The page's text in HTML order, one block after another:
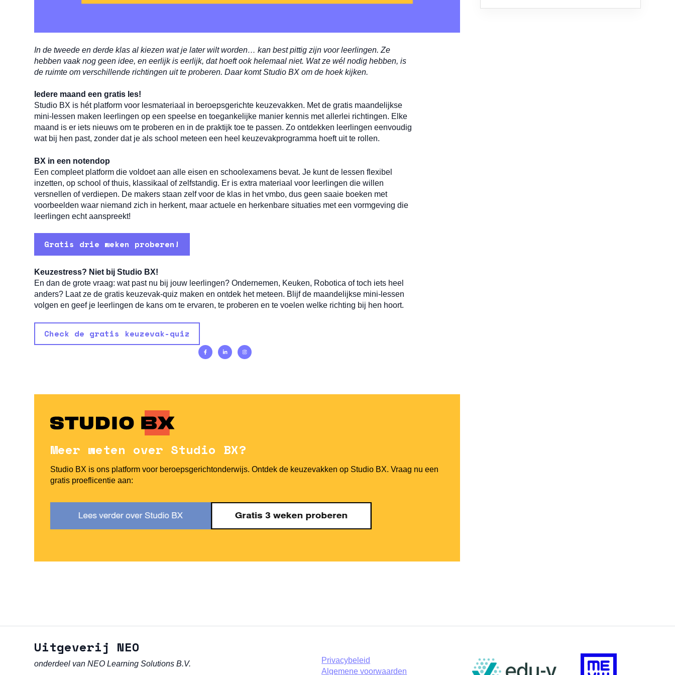
In de tweede en derde klas al kiezen wat je later wilt worden… kan bestpittig zijn voor leerlingen. Ze
hebben vaaknog geen idee, en eerlijk is eerlijk, dat hoeft ook helemaal niet. Wat ze wél nodig hebben, is
de ruimte om verschillende richtingen uit te proberen. Daar komt Studio BX om de hoek kijken.
Iedere maand een gratis les!
Studio BX is hét platform voor lesmateriaal in beroepsgerichte keuzevakken. Met de gratis maandelijkse
mini-lessen maken leerlingen op een speelse en toegankelijke manier kennis met allerlei richtingen. Elke
maand is er iets nieuws om te proberen en in de praktijk toe te passen. Zo ontdekken leerlingen eenvoudig
wat bij hen past, zonder dat je als school meteen een heel keuzevakprogramma hoeft uit te rollen.
BX in een notendop
Een compleet platform die voldoet aan alle eisen en schoolexamens bevat. Je kunt de lessen flexibel
inzetten, op school of thuis, klassikaal of zelfstandig. Er is extra materiaal voor leerlingen die willen
versnellen of verdiepen. De makers staan zelf voor de klas in het vmbo, dus geen saaie boeken met
voorbeelden waar niemand zich in herkent, maar actuele en herkenbare situaties met een vormgeving die
leerlingen echt aanspreekt!
Gratis drie weken proberen!
Keuzestress? Niet bij Studio BX!
En dan de grote vraag: wat past nu bij jouw leerlingen? Ondernemen, Keuken, Robotica of toch iets heel
anders? Laat ze de gratis keuzevak-quiz maken en ontdek het meteen. Blijf de maandelijkse mini-lessen
volgen en geef je leerlingen de kans om te ervaren, te proberen en te voelen welke richting bij hen hoort.
Check de gratis keuzevak-quiz
Meer weten over Studio BX?
Studio BX is ons platform voor beroepsgerichtonderwijs. Ontdek de keuzevakken op Studio BX. Vraag nu een
gratis proeflicentie aan:
Uitgeverij NEO
onderdeel van NEO Learning Solutions B.V.
Privacybeleid
Algemene voorwaarden